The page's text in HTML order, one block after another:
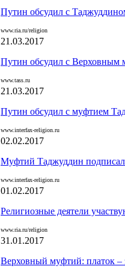
Путин обсудил с
www.ria.ru/religion
21.03.2017
Путин обсудил с Верховным
www.tass.ru
21.03.2017
Путин обсудил с муфтием
www.interfax-religion.ru
02.02.2017
Муфтий Таджуддин
www.interfax-religion.ru
01.02.2017
Религиозные деятели
www.ria.ru/religion
31.01.2017
Верховный муфтий: платок –